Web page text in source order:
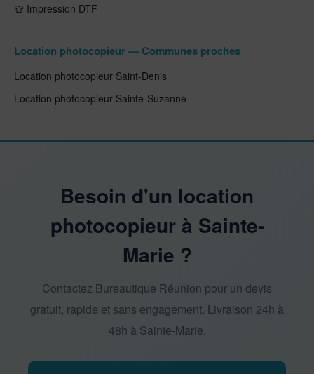
👕 Impression DTF
Location photocopieur — Communes proches
Location photocopieur Saint-Denis
Location photocopieur Sainte-Suzanne
Besoin d'un location
photocopieur à Sainte-
Marie ?
Contactez Bureautique Réunion pour un devis
gratuit, rapide et sans engagement. Livraison 24h à
48h à Sainte-Marie.